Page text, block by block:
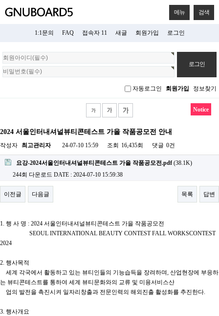
메뉴 검색
1:1문의 FAQ 접속자 11 새글 회원가입 로그인
회
원
로
자동로그인 회원가입 정보찾기
Notice
2024 서울인터내셔널뷰티콘테스트 가을 작품공모전 안내
작성자 최고관리자 24-07-10 15:59 조회 16,435회 댓글 0건
요강-2024서울인터내셔널뷰티콘테스트 가을 작품공모전.pdf(38.1K)
244회 다운로드 DATE : 2024-07-10 15:59:38
이전글 다음글 목록 답변
1. 행 사 명 : 2024 서울인터내셔널뷰티콘테스트 가을 작품공모전
SEOUL INTERNATIONAL BEAUTY CONTEST FALL WORKSCONTEST
2024
2. 행사목적
세계 각국에서 활동하고 있는 뷰티인들의 기능습득을 장려하며, 산업현장에 부응하
는 뷰티콘테스트를 통하여 세계 뷰티문화와의 교류 및 미용서비스산
업의 발전을 촉진시켜 일자리창출과 전문인력의 해외진출 활성화를 추진한다.
3. 행사개요